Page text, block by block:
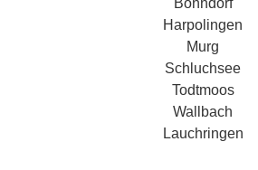
Bonndorf
Harpolingen
Murg
Schluchsee
Todtmoos
Wallbach
Lauchringen